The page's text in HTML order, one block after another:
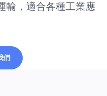
輸，適合各種工業應
們